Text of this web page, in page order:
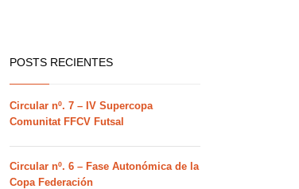
POSTS RECIENTES
Circular nº. 7 – IV Supercopa
Comunitat FFCV Futsal
Circular nº. 6 – Fase Autonómica de la
Copa Federación